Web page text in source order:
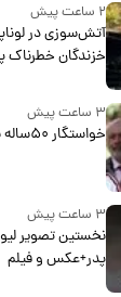
۲ ساعت پیش
آتش‌سوزی در
خزندگان خطرناک
۳ ساعت پیش
خواستگار ۵۰ساله شاهدخت لئونور بازداشت شد
۳ ساعت پیش
نخستین تصویر
پدر+عکس و فیلم